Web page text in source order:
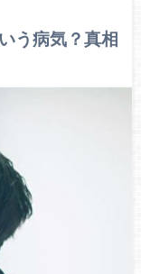
う病気？真相